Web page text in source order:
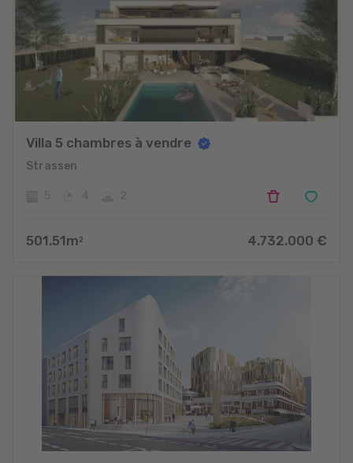
Villa 5 chambres à vendre
Strassen
501.51m 2 4.732.000 €